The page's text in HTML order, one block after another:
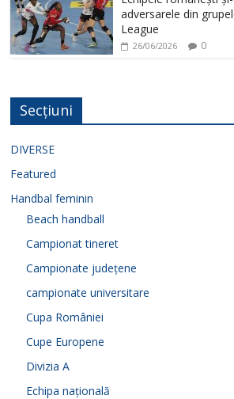
adversarele din
League
26/06/2026 0
Secțiuni
DIVERSE
Featured
Handbal feminin
Beach handball
Campionat tineret
Campionate județene
campionate universitare
Cupa României
Cupe Europene
Divizia A
Echipa națională